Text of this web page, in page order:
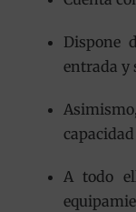
Dispone
entrada y
A todo